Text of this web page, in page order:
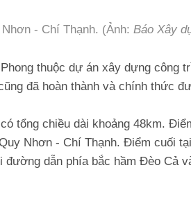
- Chí Thạnh. (Ảnh: Báo Xây
thuộc dự án xây dựng công
đã hoàn thành và chính thức
tổng chiều dài khoảng 48km.
Nhơn - Chí Thạnh. Điểm cuối
dẫn phía bắc hầm Đèo Cả